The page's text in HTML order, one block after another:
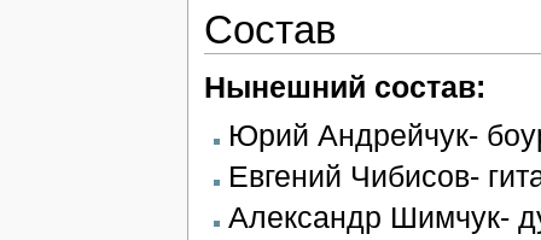
Состав
Нынешний состав:
Юрий Андрейчук-
Евгений Чибисов-
Александр Шимчук-